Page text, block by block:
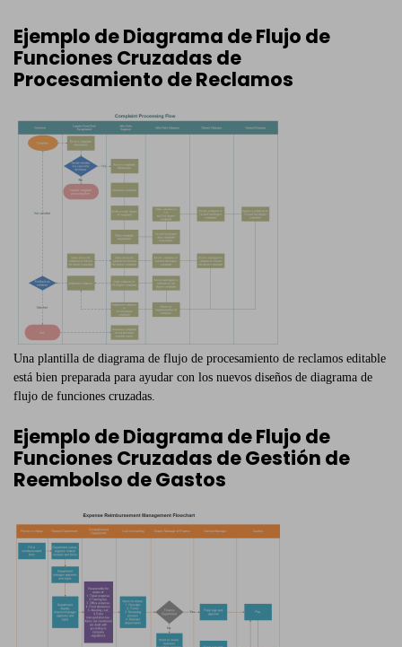
Ejemplo de Diagrama de Flujo de
Funciones Cruzadas de
Procesamiento de Reclamos
Una plantilla de diagrama de flujo de procesamiento de reclamos editable
está bien preparada para ayudar con los nuevos diseños de diagrama de
flujo de funciones cruzadas.
Ejemplo de Diagrama de Flujo de
Funciones Cruzadas de Gestión de
Reembolso de Gastos